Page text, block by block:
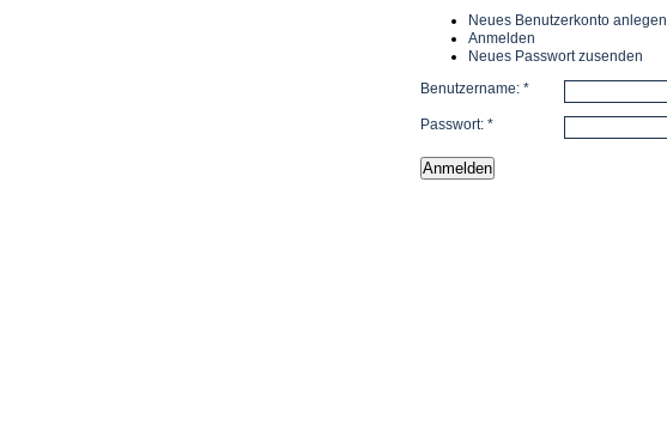
Neues Benutzerkonto anlegen
Anmelden
Neues Passwort zusenden
Benutzername: *
Passwort: *